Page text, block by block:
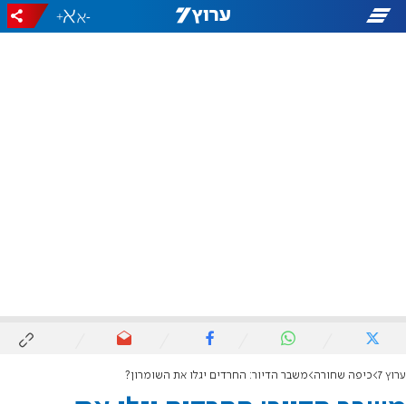
-
+
ערוץ 7 כיפה שחורה משבר הדיור: החרדים יגלו את השומרון?